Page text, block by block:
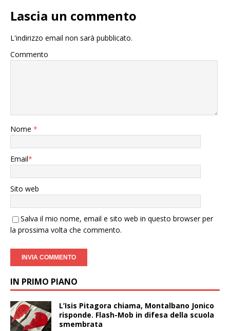
Lascia un commento
L'indirizzo email non sarà pubblicato.
Commento
Nome *
Email*
Sito web
Salva il mio nome, email e sito web in questo browser per
la prossima volta che commento.
IN PRIMO PIANO
L’Isis Pitagora chiama, Montalbano Jonico
risponde. Flash-Mob in difesa della scuola
smembrata